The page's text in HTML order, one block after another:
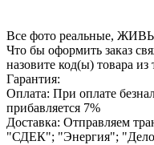
Все фото реальные,
Что бы оформить заказ
назовите код(ы) товара из
Гарантия:
Оплата: При оплате
прибавляется 7%
Доставка: Отправляем
"СДЕК"; "Энергия";